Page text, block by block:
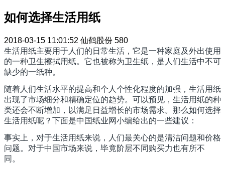
如何选择生活用纸
2018-03-15 11:01:52 仙鹤股份 580
生活用纸主要用于人们的日常生活，它是一种家庭及外出使用
的一种卫生擦拭用纸。它也被称为卫生纸，是人们生活中不可
缺少的一纸种。
随着人们生活水平的提高和个人个性化程度的加强，生活用纸
出现了市场细分和精确定位的趋势。可以预见，生活用纸的种
类还会不断增加，以满足日益增长的市场需求。那么如何选择
生活用纸呢？下面是中国纸业网小编给出的一些建议：
事实上，对于生活用纸来说，人们最关心的是清洁问题和价格
问题。对于中国市场来说，毕竟阶层不同购买力也有所不
同。